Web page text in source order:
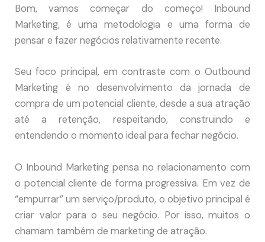
Bom, vamos começar do começo! Inbound
Marketing, é uma metodologia e uma forma de
pensar e fazer negócios relativamente recente.
Seu foco principal, em contraste com o Outbound
Marketing é no desenvolvimento da jornada de
compra de um potencial cliente, desde a sua atração
até a retenção, respeitando, construindo e
entendendo o momento ideal para fechar negócio.
O Inbound Marketing pensa no relacionamento com
o potencial cliente de forma progressiva. Em vez de
“empurrar” um serviço/produto, o objetivo principal é
criar valor para o seu negócio. Por isso, muitos o
chamam também de marketing de atração.